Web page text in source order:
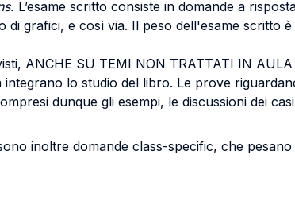
L’esame scritto consiste in domande a
grafici, e così via. Il peso dell'esame scritto
ANCHE SU TEMI NON TRATTATI IN
lo studio del libro. Le prove
dunque gli esempi, le discussioni dei
inoltre domande class-specific, che